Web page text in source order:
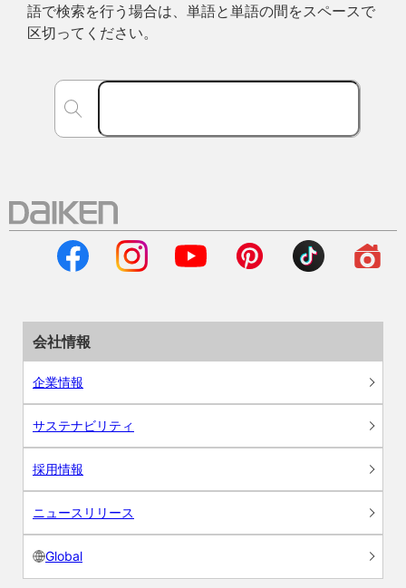
語で検索を行う場合は、単語と単語の間をスペースで
区切ってください。
会社情報
企業情報
サステナビリティ
採用情報
ニュースリリース
Global